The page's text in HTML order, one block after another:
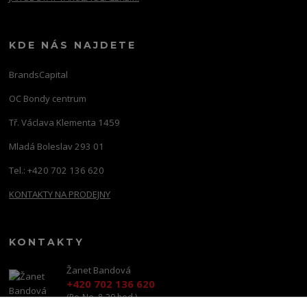
KDE NÁS NAJDETE
BrandsCapital
OC Bondy centrum
Tř. Václava Klementa 1459
Mladá Boleslav 293 01
Tel.: +420 702 136 620
KONTAKTY NA PRODEJNY
KONTAKTY
Žanet Bandová
+420 702 136 620
(Po-Ne, 8-20 hod.)